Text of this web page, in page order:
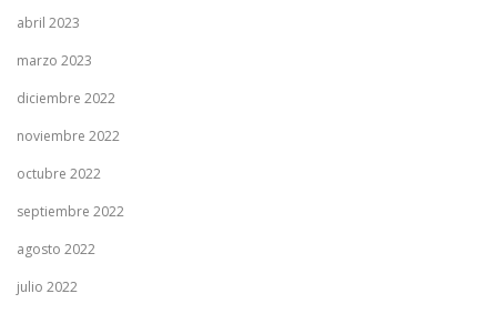
abril 2023
marzo 2023
diciembre 2022
noviembre 2022
octubre 2022
septiembre 2022
agosto 2022
julio 2022